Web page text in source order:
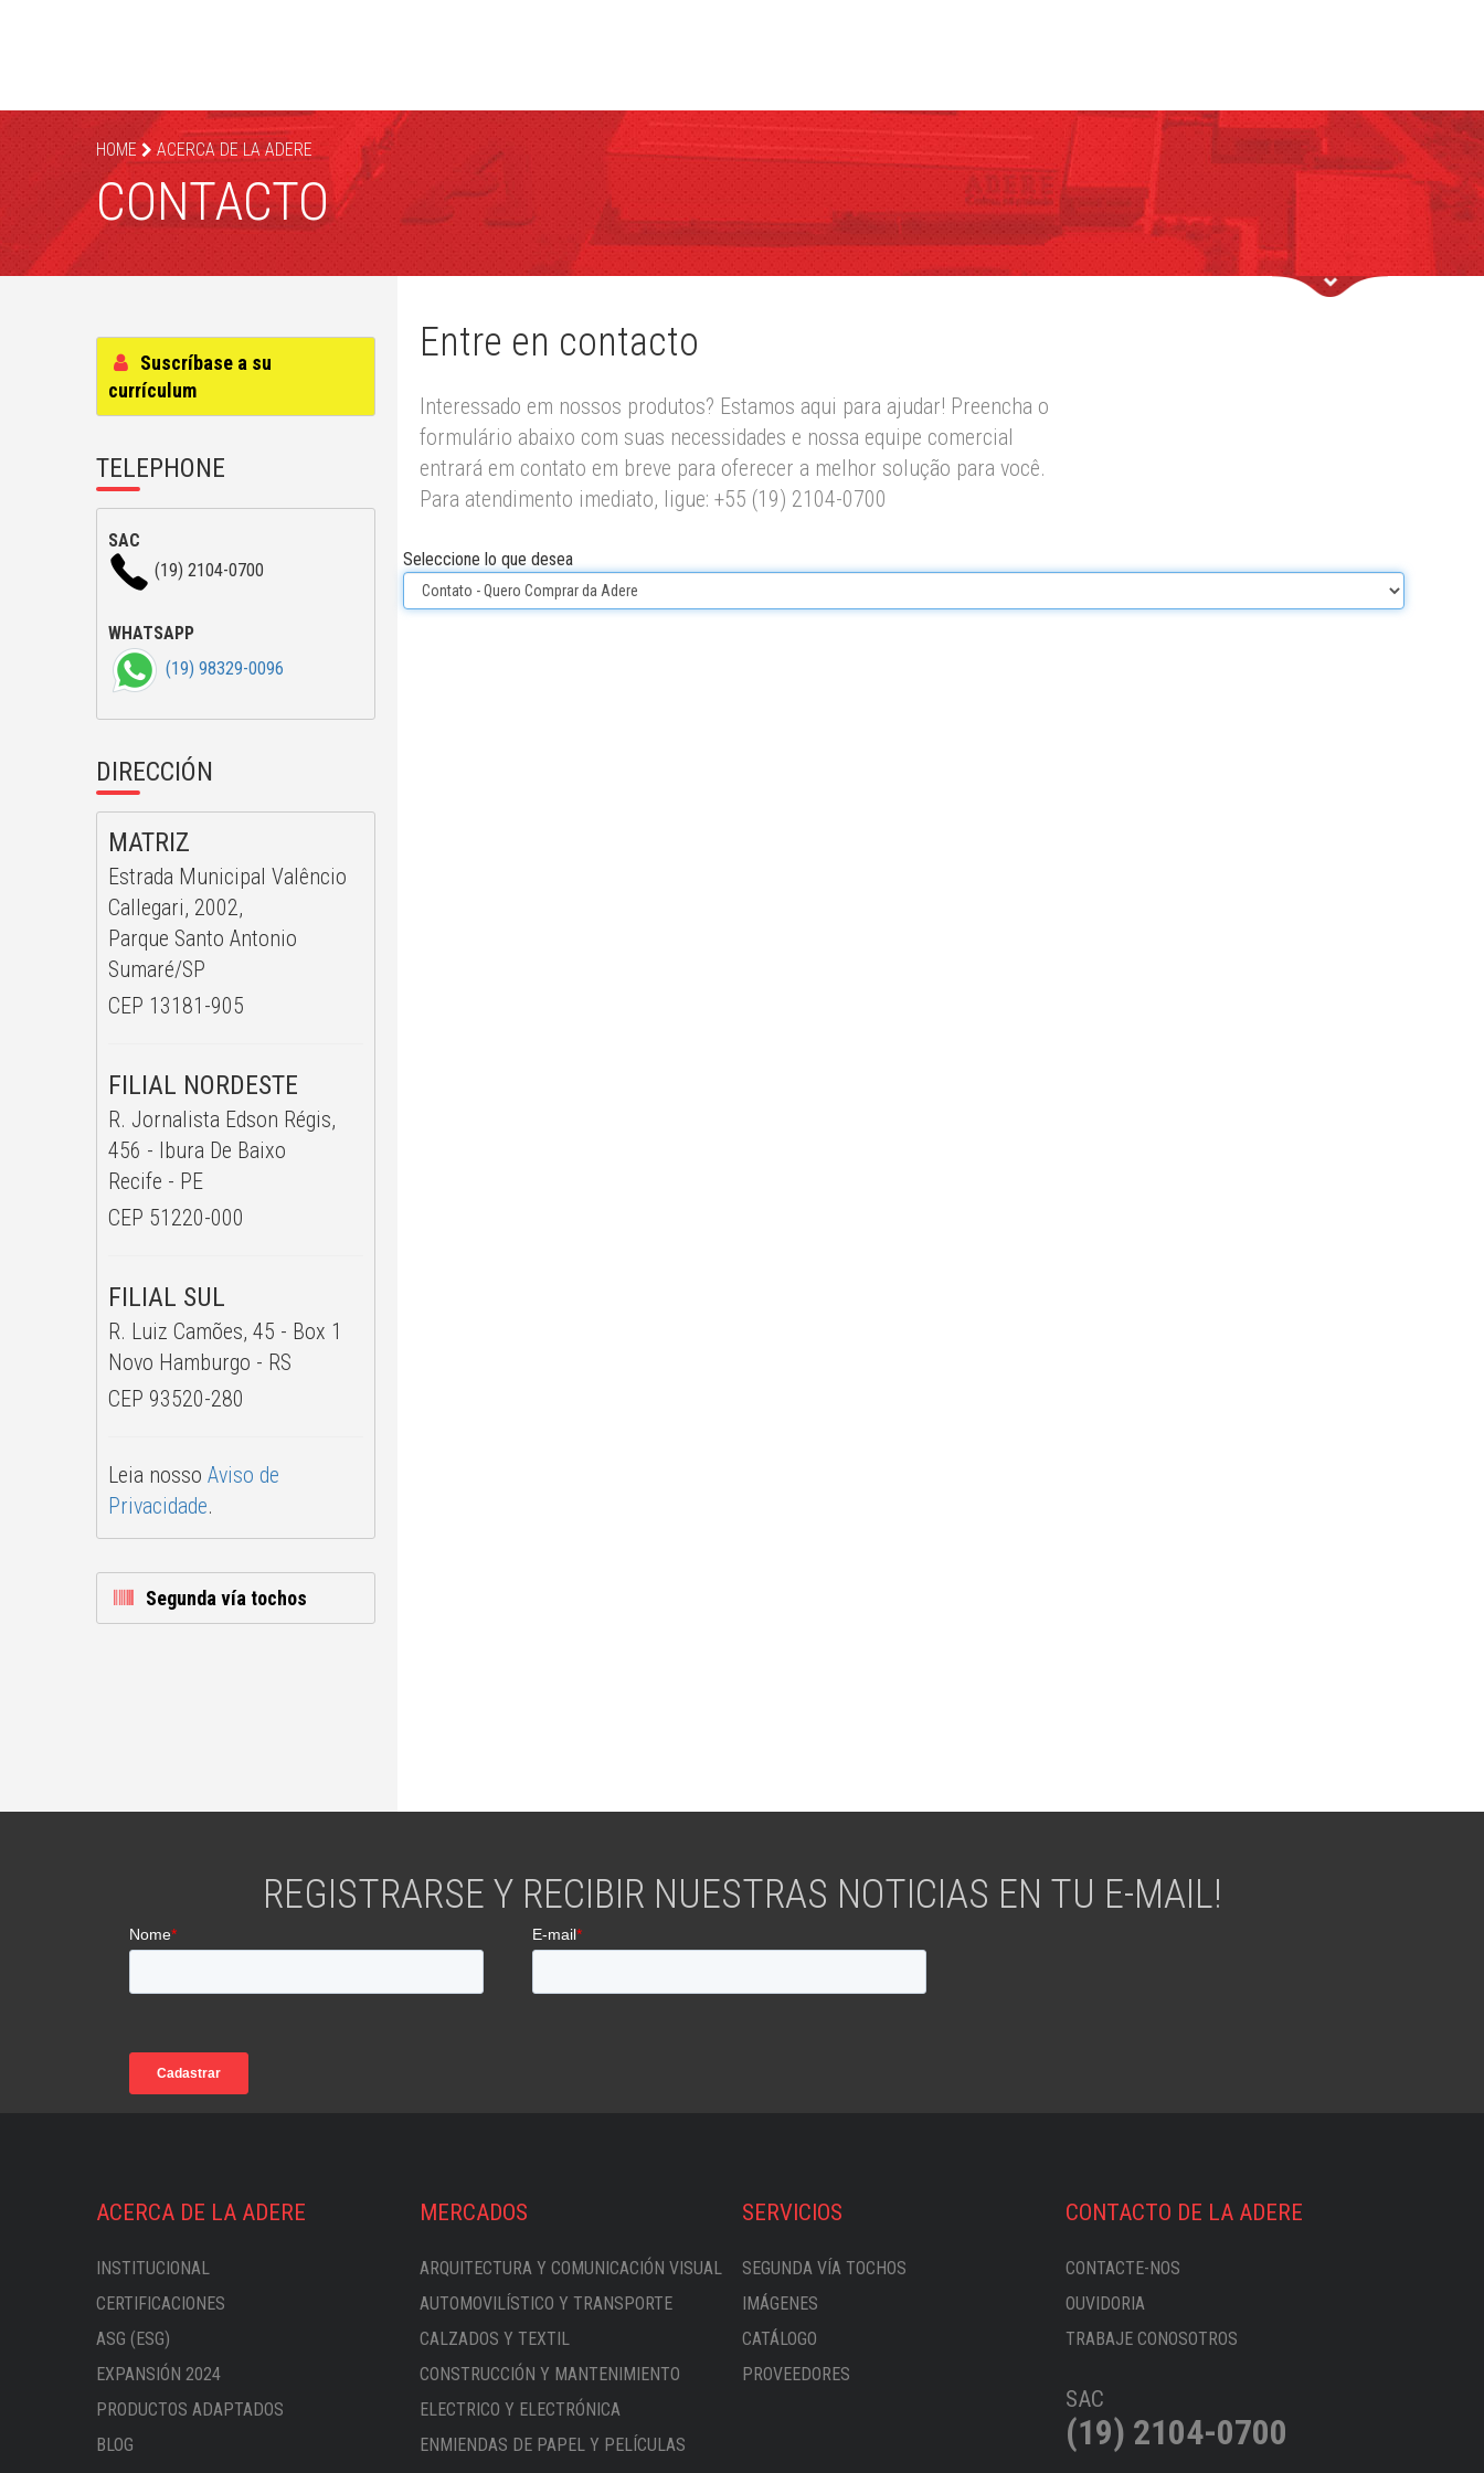
HOME ACERCA DE LA ADERE
CONTACTO
Suscríbase a su
currículum
TELEPHONE
SAC
(19) 2104-0700
WHATSAPP
(19) 98329-0096
DIRECCIÓN
MATRIZ
Estrada Municipal Valêncio
Callegari, 2002,
Parque Santo Antonio
Sumaré/SP
CEP 13181-905
FILIAL NORDESTE
R. Jornalista Edson Régis,
456 - Ibura De Baixo
Recife - PE
CEP 51220-000
FILIAL SUL
R. Luiz Camões, 45 - Box 1
Novo Hamburgo - RS
CEP 93520-280
Leia nosso Aviso de
Privacidade.
Segunda vía tochos
Entre en contacto
Interessado em nossos produtos? Estamos aqui para ajudar! Preencha o
formulário abaixo com suas necessidades e nossa equipe comercial
entrará em contato em breve para oferecer a melhor solução para você.
Para atendimento imediato, ligue: +55 (19) 2104-0700
Seleccione lo que desea
REGISTRARSE Y RECIBIR NUESTRAS NOTICIAS EN TU E-MAIL!
ACERCA DE LA ADERE
INSTITUCIONAL
CERTIFICACIONES
ASG (ESG)
EXPANSIÓN 2024
PRODUCTOS ADAPTADOS
BLOG
MERCADOS
ARQUITECTURA Y COMUNICACIÓN VISUAL
AUTOMOVILÍSTICO Y TRANSPORTE
CALZADOS Y TEXTIL
CONSTRUCCIÓN Y MANTENIMIENTO
ELECTRICO Y ELECTRÓNICA
ENMIENDAS DE PAPEL Y PELÍCULAS
SERVICIOS
SEGUNDA VÍA TOCHOS
IMÁGENES
CATÁLOGO
PROVEEDORES
CONTACTO DE LA ADERE
CONTACTE-NOS
OUVIDORIA
TRABAJE CONOSOTROS
SAC
(19) 2104-0700